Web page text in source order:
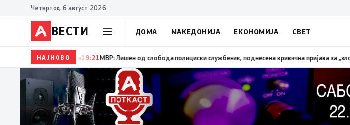
Четврток, 6 август 2026
ВЕСТИ ДОМА МАКЕДОНИЈА ЕКОНОМИЈА СВЕТ
НАЈНОВО19:22Ангелов: Спречена катастрофа во виничко, запалена трева при сечење со брусилица